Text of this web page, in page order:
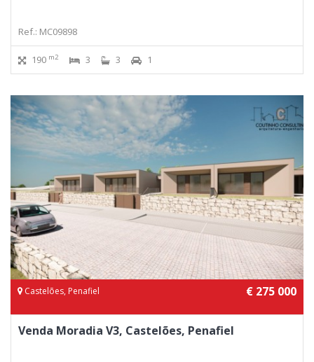
Ref.: MC09898
190 m2 3 3 1
Castelões, Penafiel € 275 000
Venda Moradia V3, Castelões, Penafiel